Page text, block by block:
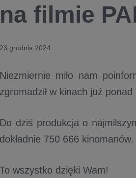
na filmie
23 grudnia 2024
Niezmiernie miło nam
zgromadził w kinach już
Do dziś produkcja o
dokładnie 750 666 kinomanów.
To wszystko dzięki Wam!